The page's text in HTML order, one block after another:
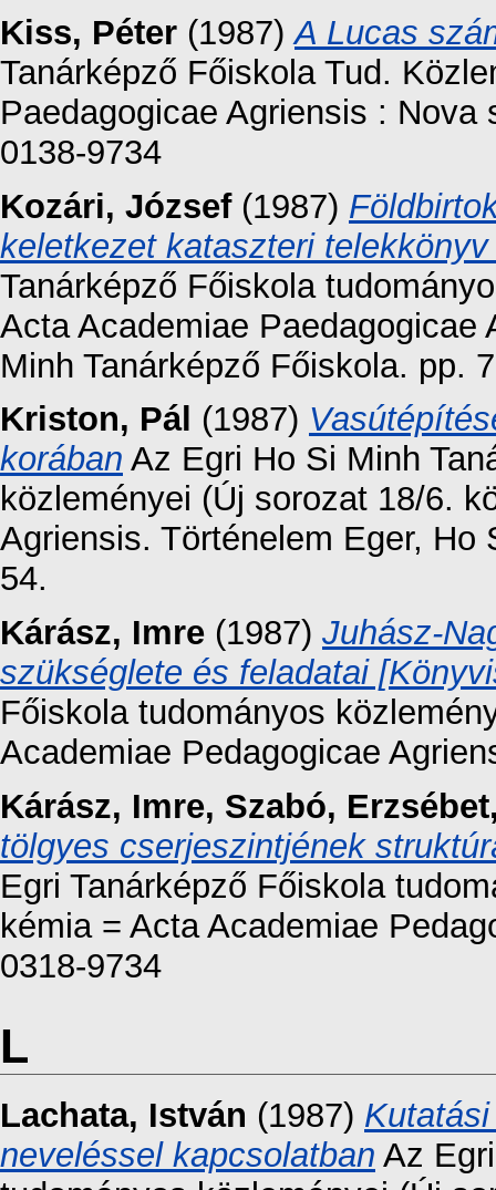
Kiss, Péter (1987)A Lucas
Tanárképző Főiskola Tud.
Paedagogicae Agriensis :
0138-9734
Kozári, József(1987)
keletkezet kataszteri
Tanárképző Főiskola
Acta Academiae Paedagogicae
Minh Tanárképző Főiskola. pp.
Kriston, Pál (1987)
korában Az Egri Ho Si Minh
közleményei (Új sorozat 18/6.
Agriensis. Történelem Eger, Ho
54.
Kárász, Imre (1987) Juhász-
szükséglete és feladatai
Főiskola tudományos
Academiae Pedagogicae
Kárász, Imre, Szabó, Erzsébet
tölgyes cserjeszintjének
Egri Tanárképző Főiskola
kémia = Acta Academiae
0318-9734
L
Lachata, István (1987)
neveléssel kapcsolatban Az